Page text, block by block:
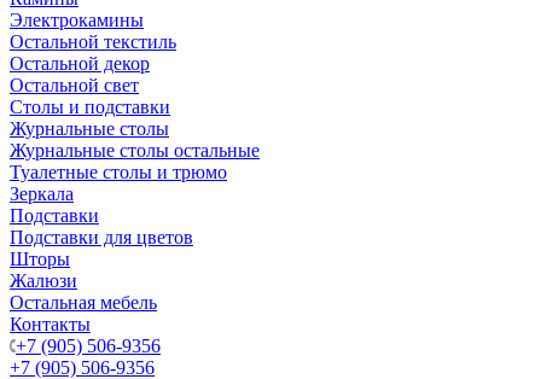
Электрокамины
Остальной текстиль
Остальной декор
Остальной свет
Столы и подставки
Журнальные столы
Журнальные столы остальные
Туалетные столы и трюмо
Зеркала
Подставки
Подставки для цветов
Шторы
Жалюзи
Остальная мебель
Контакты
+7 (905) 506-9356
+7 (905) 506-9356